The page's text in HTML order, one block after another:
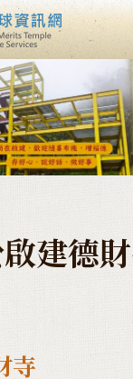
和尚(弟子
玄法師(請點
入)
建德
寺